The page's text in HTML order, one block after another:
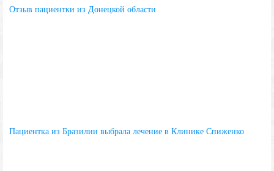
Отзыв пациентки из Донецкой области
Пациентка из Бразилии выбрала лечение в Клинике Спиженко